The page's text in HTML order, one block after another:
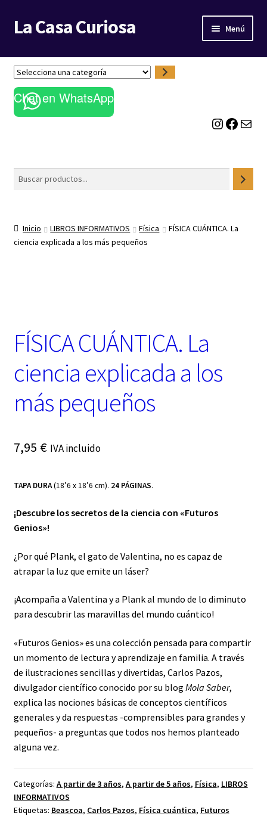
Ir
a
navegación
Ir
al
La Casa Curiosa Menú
LIBRERÍA
BLOG
S
e
l
e
a
c
Chat en WhatsApp
Instagram Facebook Correo electrónico
Buscar
Inicio LIBROS INFORMATIVOS Física
FÍSICA CUÁNTICA. La
ciencia explicada a los más pequeños
FÍSICA CUÁNTICA. La
ciencia explicada a los
más pequeños
7,95 € IVA incluido
TAPA DURA(18’6 x 18’6 cm). 24 PÁGINAS.
¡Descubre los secretos de la ciencia con «Futuros
Genios»!
¿Por qué Plank, el gato de Valentina, no es capaz de
atrapar la luz que emite un láser?
¡Acompaña a Valentina y a Plank al mundo de lo diminuto
para descubrir las maravillas del mundo cuántico!
«Futuros Genios» es una colección pensada para compartir
un momento de lectura y aprendizaje en familia. A través
de ilustraciones sencillas y divertidas, Carlos Pazos,
divulgador científico conocido por su blog Mola Saber,
explica las nociones básicas de conceptos científicos
generales y da respuestas -comprensibles para grandes y
pequeños- a preguntas que todos nos hemos planteado
alguna vez.
Categorías: A partir de 3 años, A partir de 5 años, Física, LIBROS
INFORMATIVOS
Etiquetas: Beascoa, Carlos Pazos, Física cuántica, Futuros